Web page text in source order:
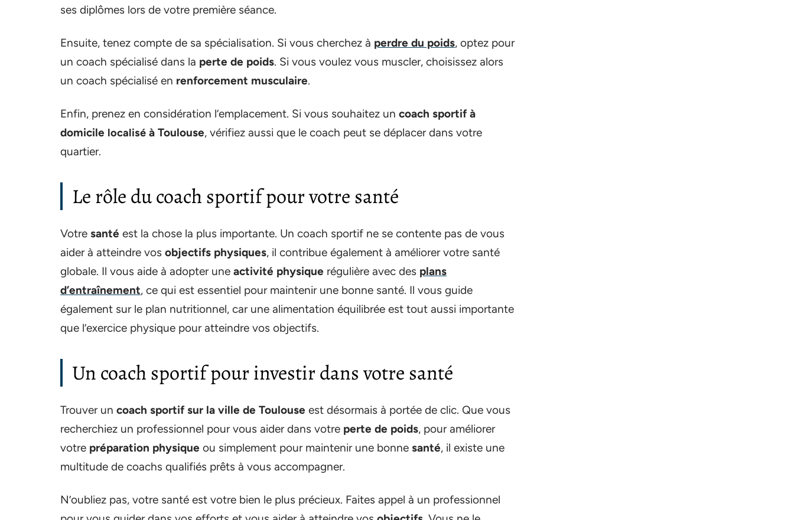
ses diplômes lors de votre première séance.
Ensuite, tenez compte de sa spécialisation. Si vous cherchez à perdre du poids, optez pour
un coach spécialisé dans la perte de poids. Si vous voulez vous muscler, choisissez alors
un coach spécialisé en renforcement musculaire.
Enfin, prenez en considération l’emplacement. Si vous souhaitez un coach sportif à
domicile localisé à Toulouse, vérifiez aussi que le coach peut se déplacer dans votre
quartier.
Le rôle du coach sportif pour votre santé
Votre santé est la chose la plus importante. Un coach sportif ne se contente pas de vous
aider à atteindre vos objectifs physiques, il contribue également à améliorer votre santé
globale. Il vous aide à adopter une activité physique régulière avec des plans
d’entraînement, ce qui est essentiel pour maintenir une bonne santé. Il vous guide
également sur le plan nutritionnel, car une alimentation équilibrée est tout aussi importante
que l’exercice physique pour atteindre vos objectifs.
Un coach sportif pour investir dans votre santé
Trouver un coach sportif sur la ville de Toulouse est désormais à portée de clic. Que vous
recherchiez un professionnel pour vous aider dans votre perte de poids, pour améliorer
votre préparation physique ou simplement pour maintenir une bonne santé, il existe une
multitude de coachs qualifiés prêts à vous accompagner.
N’oubliez pas, votre santé est votre bien le plus précieux. Faites appel à un professionnel